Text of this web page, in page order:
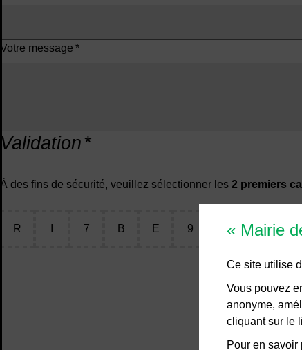
« Mairie
Ce site utilise
Vous pouvez
anonyme,
cliquant sur le
Pour en savoir
Votre message *
Validation *
À des fins de sécurité, veuillez sélectionner les 2 premiers
R 7 B E 9 X H